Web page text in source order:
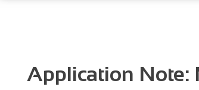
Application Note: